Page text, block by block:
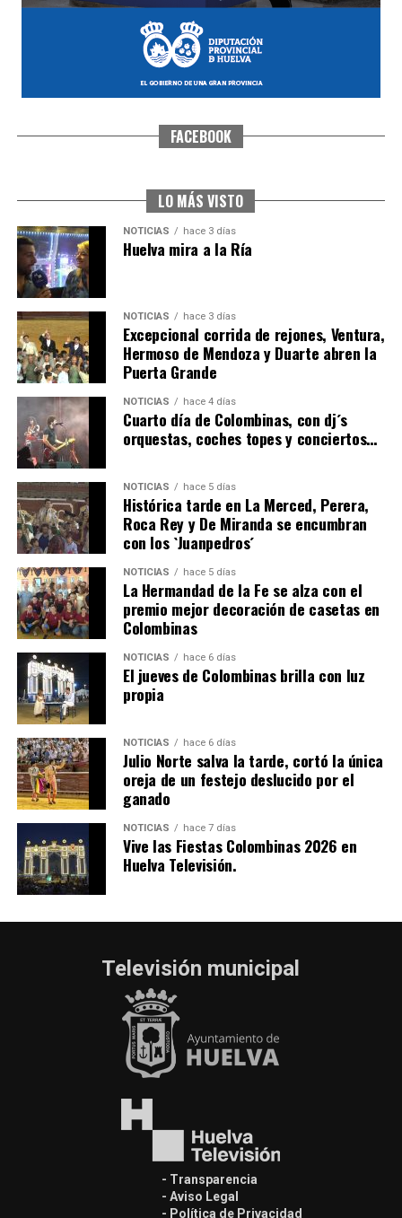
SEXTA CORRIDA DE LAS FIESTAS COLOMBINAS
6º DÍA DE LAS FIESTAS COLOMBINAS 2026
hace 2 días Huelvatv
QUINTA CORRIDA DE LAS FIESTAS COLOMBINAS
2026
hace 3 días· Huelvatv
FACEBOOK
LO MÁS VISTO
NOTICIAS hace 3 días
Huelva mira a la Ría
NOTICIAS hace 3 días
Excepcional corrida de rejones, Ventura,
Hermoso de Mendoza y Duarte abren la
Puerta Grande
NOTICIAS hace 4 días
Cuarto día de Colombinas, con dj´s
orquestas, coches topes y conciertos…
NOTICIAS hace 5 días
Histórica tarde en La Merced, Perera,
Roca Rey y De Miranda se encumbran
con los `Juanpedros´
NOTICIAS hace 5 días
La Hermandad de la Fe se alza con el
premio mejor decoración de casetas en
Colombinas
NOTICIAS hace 6 días
El jueves de Colombinas brilla con luz
propia
NOTICIAS hace 6 días
Julio Norte salva la tarde, cortó la única
oreja de un festejo deslucido por el
ganado
NOTICIAS hace 7 días
Vive las Fiestas Colombinas 2026 en
Huelva Televisión.
Televisión municipal
- Transparencia
- Aviso Legal
- Política de Privacidad